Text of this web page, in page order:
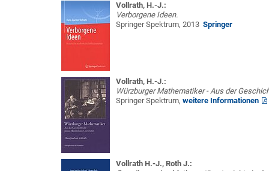
Vollrath, H.-J.:
Verborgene Ideen.
Springer Spektrum, 2013 Springer
Vollrath, H.-J.:
Würzburger Mathematiker - Aus der
Springer Spektrum, weitere Informationen
Vollrath H.-J., Roth J.: